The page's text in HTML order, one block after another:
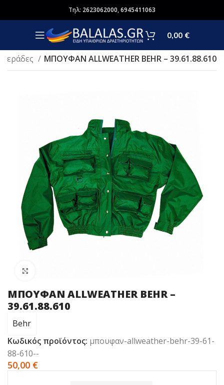
Τηλ: 2623062000,6945411063
0,00 €
ΜΠΟΥΦΑΝ ALLWEATHER BEHR – 39.61.88.610
ΜΠΟΥΦΑΝ ALLWEATHER BEHR –
39.61.88.610
Behr
Κωδικός προϊόντος: μπουφαν-allweather-behr-39-61-
88-610--
50,00 €